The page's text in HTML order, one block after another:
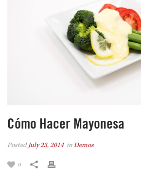
Cómo Hacer Mayonesa
Posted July 23, 2014 in Demos
0